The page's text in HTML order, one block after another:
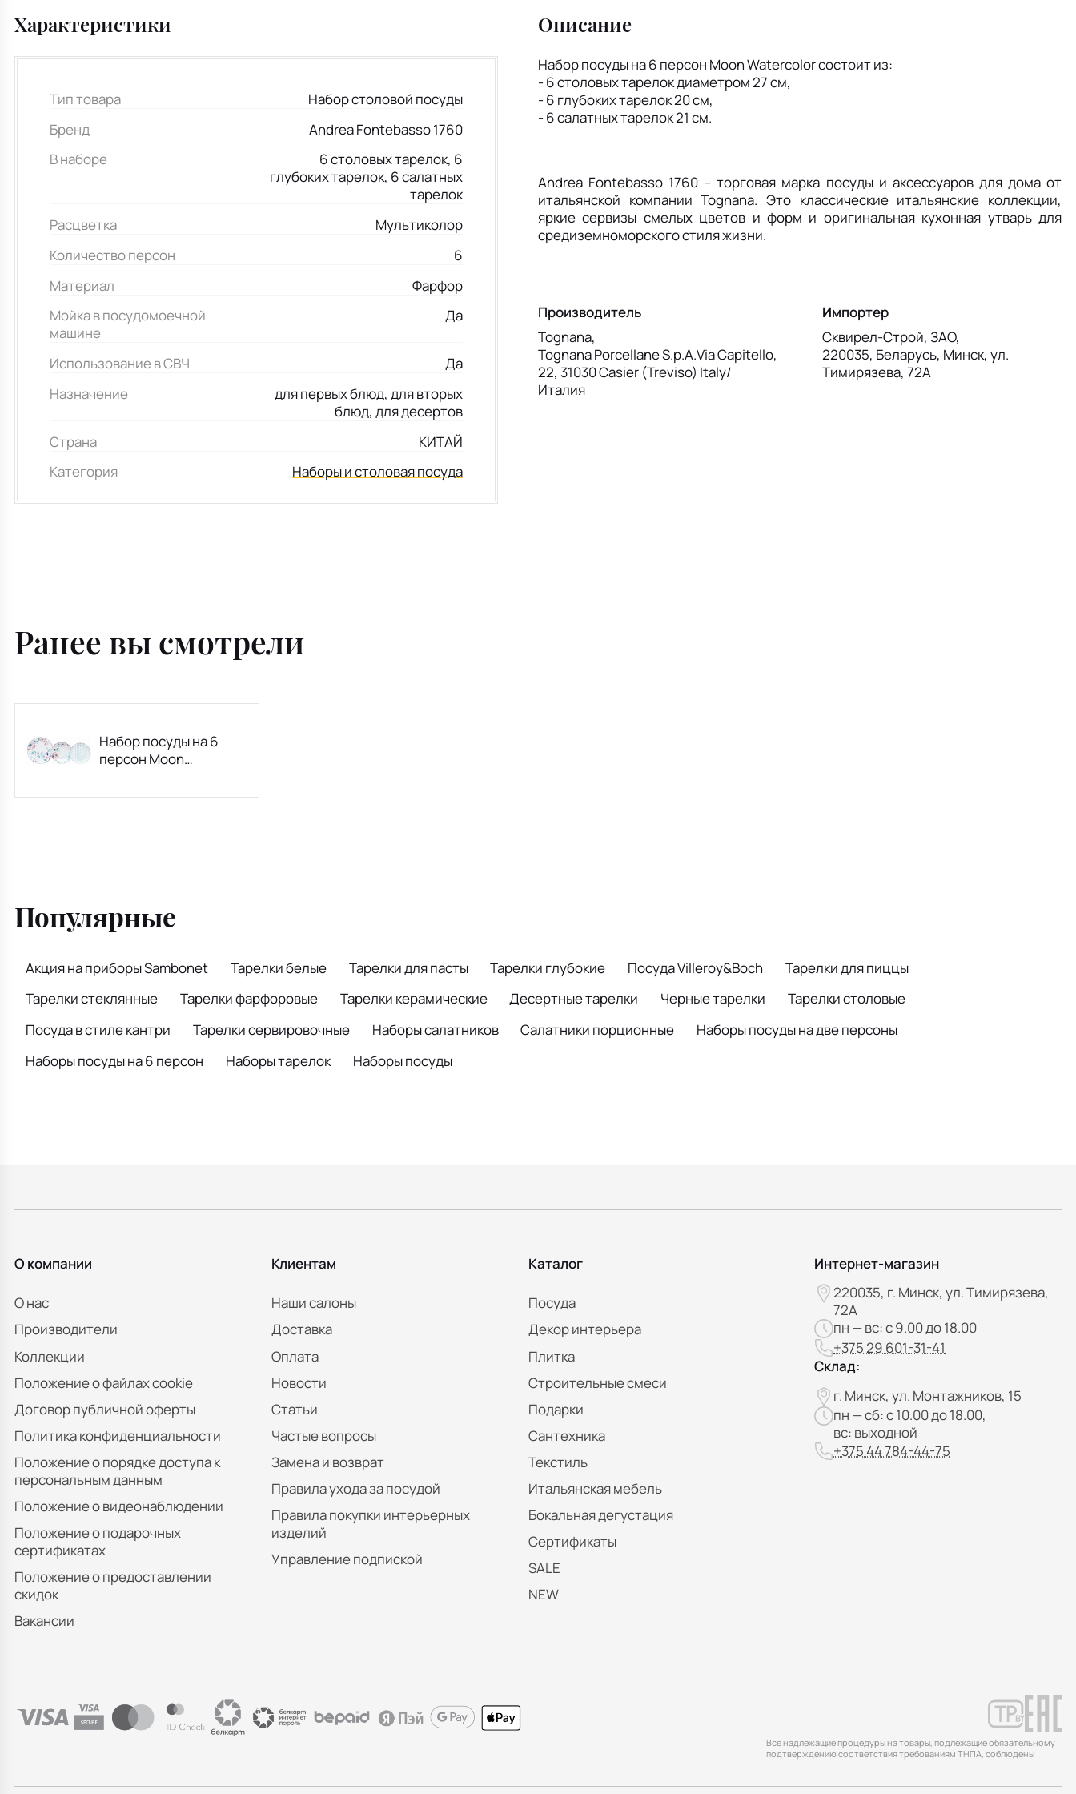
Характеристики
Тип товара
Набор столовой посуды
Бренд
Andrea Fontebasso 1760
В наборе
6 столовых тарелок, 6
глубоких тарелок, 6 салатных
тарелок
Расцветка
Мультиколор
Количество персон
6
Материал
Фарфор
Мойка в посудомоечной
машине
Да
Использование в СВЧ
Да
Назначение
для первых блюд, для вторых
блюд, для десертов
Страна
КИТАЙ
Категория
Наборы и столовая посуда
Описание
Набор посуды на 6 персон Moon Watercolor состоит из:
- 6 столовых тарелок диаметром 27 см,
- 6 глубоких тарелок 20 см,
- 6 салатных тарелок 21 см.
Andrea Fontebasso 1760 – торговая марка посуды и аксессуаров для дома от
итальянской компании Tognana. Это классические итальянские коллекции,
яркие сервизы смелых цветов и форм и оригинальная кухонная утварь для
средиземноморского стиля жизни.
Производитель
Tognana,
Tognana Porcellane S.p.A.Via Capitello,
22, 31030 Casier (Treviso) Italy/
Италия
Импортер
Сквирел-Строй, ЗАО,
220035, Беларусь, Минск, ул.
Тимирязева, 72А
Ранее вы смотрели
Набор посуды на 6
персон Moon
предметов
Популярные
Акция на приборы Sambonet Тарелки белые Тарелки для пасты Тарелки глубокие Посуда Villeroy&Boch
Тарелки для пиццы
Тарелки стеклянные
Тарелки фарфоровые Тарелки керамические Десертные тарелки Черные тарелки
Тарелки столовые
Посуда в стиле кантри
Тарелки сервировочные Наборы салатников Салатники порционные
Наборы посуды на две персоны
Наборы посуды на 6 персон
Наборы тарелок Наборы посуды
О компании
О нас
Производители
Коллекции
Положение о файлах cookie
Договор публичной оферты
Политика конфиденциальности
Положение о порядке доступа к
персональным данным
Положение о видеонаблюдении
Положение о подарочных
сертификатах
Положение о предоставлении
скидок
Вакансии
Клиентам
Наши салоны
Доставка
Оплата
Новости
Статьи
Частые вопросы
Замена и возврат
Правила ухода за посудой
Правила покупки интерьерных
изделий
Управление подпиской
Каталог
Посуда
Декор интерьера
Плитка
Строительные смеси
Подарки
Сантехника
Текстиль
Итальянская мебель
Бокальная дегустация
Сертификаты
SALE
NEW
Интернет-магазин
220035, г. Минск, ул. Тимирязева,
72А
пн — вс: с 9.00 до 18.00
+375 29 601-31-41
Склад:
г. Минск, ул. Монтажников, 15
пн — сб: с 10.00 до 18.00,
вс: выходной
+375 44 784-44-75
Все надлежащие процедуры на товары, подлежащие обязательному
подтверждению соответствия требованиям ТНПА, соблюдены